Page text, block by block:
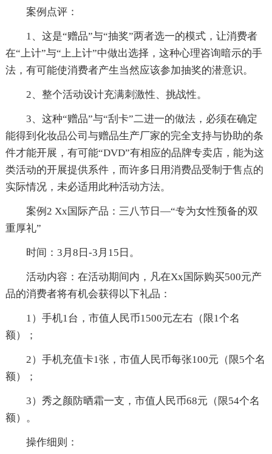
案例点评：
1、这是“赠品”与“抽奖”两者选一的模式，让消费者
在“上计”与“上上计”中做出选择，这种心理咨询暗示的手
法，有可能使消费者产生当然应该参加抽奖的潜意识。
2、整个活动设计充满刺激性、挑战性。
3、这种“赠品”与“刮卡”二进一的做法，必须在确定
能得到化妆品公司与赠品生产厂家的完全支持与协助的条
件才能开展，有可能“DVD”有相应的品牌专卖店，能为这
类活动的开展提供系件，而许多日用消费品受制于售点的
实际情况，未必适用此种活动方法。
案例2 Xx国际产品：三八节日—“专为女性预备的双
重厚礼”
时间：3月8日-3月15日。
活动内容：在活动期间内，凡在Xx国际购买500元产
品的消费者将有机会获得以下礼品：
1）手机1台，市值人民币1500元左右（限1个名
额）；
2）手机充值卡1张，市值人民币每张100元（限5个名
额）；
3）秀之颜防晒霜一支，市值人民币68元（限54个名
额）。
操作细则：